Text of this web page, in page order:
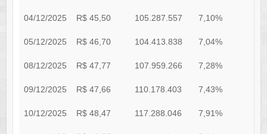
04/12/2025 R$ 45,50 105.287.557 7,10%
05/12/2025 R$ 46,70 104.413.838 7,04%
08/12/2025 R$ 47,77 107.959.266 7,28%
09/12/2025 R$ 47,66 110.178.403 7,43%
10/12/2025 R$ 48,47 117.288.046 7,91%